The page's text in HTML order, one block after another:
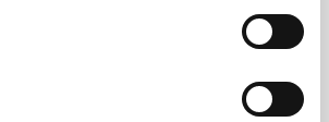
SC FIS-CT Bit-